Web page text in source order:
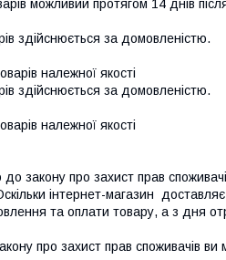
можливий протягом 14 днів
здійснюється за домовленістю.
належної якості
здійснюється за домовленістю.
належної якості
закону про захист прав
інтернет-магазин
та оплати товару, а з дня
про захист прав споживачів